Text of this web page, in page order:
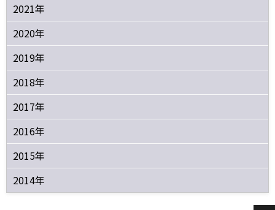
2021年
2020年
2019年
2018年
2017年
2016年
2015年
2014年